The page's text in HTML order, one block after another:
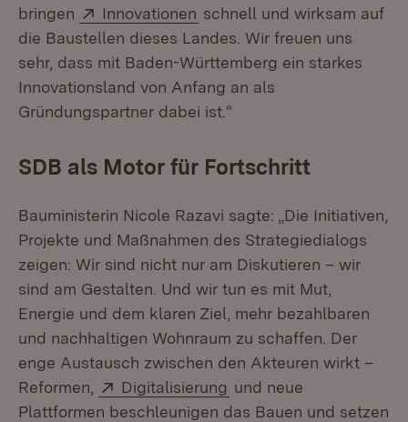
bringen
Extern:
Innovationen (Öffnet in neuem Fenster)
schnell und wirksam auf
die Baustellen dieses Landes. Wir freuen uns
sehr, dass mit Baden-Württemberg ein starkes
Innovationsland von Anfang an als
Gründungspartner dabei ist.“
SDB als Motor für Fortschritt
Bauministerin Nicole Razavi sagte: „Die Initiativen,
Projekte und Maßnahmen des Strategiedialogs
zeigen: Wir sind nicht nur am Diskutieren – wir
sind am Gestalten. Und wir tun es mit Mut,
Energie und dem klaren Ziel, mehr bezahlbaren
und nachhaltigen Wohnraum zu schaffen. Der
enge Austausch zwischen den Akteuren wirkt –
Reformen,
Extern:
Digitalisierung (Öffnet in neuem
und neue
Plattformen beschleunigen das Bauen und setzen